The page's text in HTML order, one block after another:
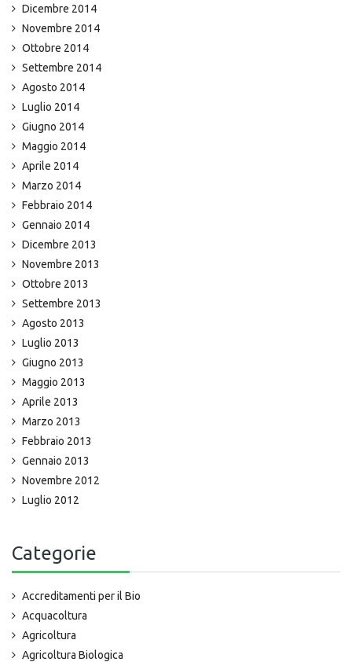
Dicembre 2014
Novembre 2014
Ottobre 2014
Settembre 2014
Agosto 2014
Luglio 2014
Giugno 2014
Maggio 2014
Aprile 2014
Marzo 2014
Febbraio 2014
Gennaio 2014
Dicembre 2013
Novembre 2013
Ottobre 2013
Settembre 2013
Agosto 2013
Luglio 2013
Giugno 2013
Maggio 2013
Aprile 2013
Marzo 2013
Febbraio 2013
Gennaio 2013
Novembre 2012
Luglio 2012
Categorie
Accreditamenti per il Bio
Acquacoltura
Agricoltura
Agricoltura Biologica